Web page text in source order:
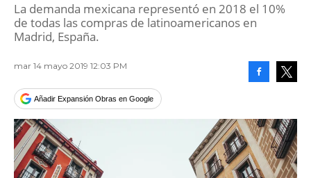
La demanda mexicana representó en 2018 el 10%
de todas las compras de latinoamericanos en
Madrid, España.
mar 14 mayo 2019 12:03 PM
Añadir Expansión Obras en Google